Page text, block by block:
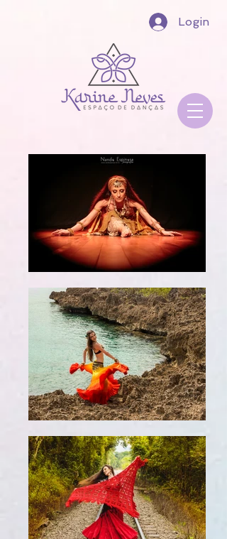
Login